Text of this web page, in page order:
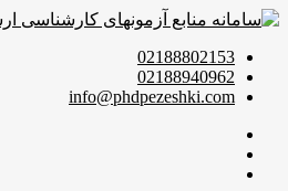
02188802153
02188940962
info@phdpezeshki.com